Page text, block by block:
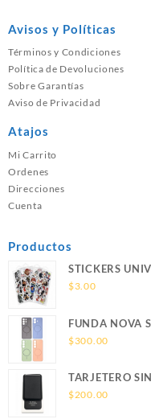
Avisos y Políticas
Términos y Condiciones
Política de Devoluciones
Sobre Garantías
Aviso de Privacidad
Atajos
Mi Carrito
Ordenes
Direcciones
Cuenta
Productos
STICKERS
$3.00
FUNDA NOVA
SOPORTE
$300.00
TARJETERO
LEATHER
$200.00